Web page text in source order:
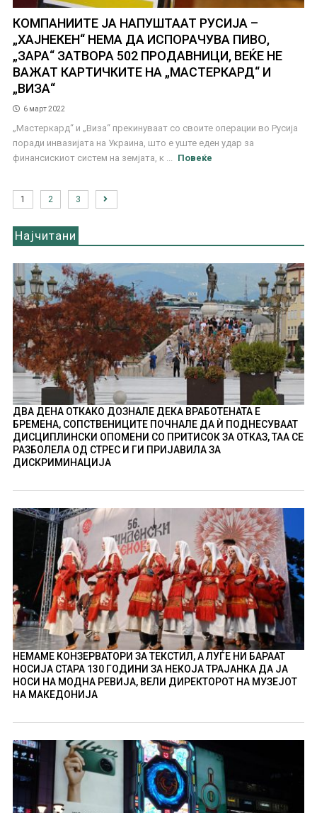
КОМПАНИИТЕ ЈА НАПУШТААТ РУСИЈА –
„ХАЈНЕКЕН“ НЕМА ДА ИСПОРАЧУВА ПИВО,
„ЗАРА“ ЗАТВОРА 502 ПРОДАВНИЦИ, ВЕЌЕ НЕ
ВАЖАТ КАРТИЧКИТЕ НА „МАСТЕРКАРД“ И
„ВИЗА“
6 март 2022
„Мастеркард“ и „Виза“ прекинуваат со своите операции во Русија
поради инвазијата на Украина, што е уште еден удар за
финансискиот систем на земјата, к ...
Повеќе
1 2 3
Најчитани
ДВА ДЕНА ОТКАКО ДОЗНАЛЕ ДЕКА ВРАБОТЕНАТА Е
БРЕМЕНА, СОПСТВЕНИЦИТЕ ПОЧНАЛЕ ДА Ѝ ПОДНЕСУВААТ
ДИСЦИПЛИНСКИ ОПОМЕНИ СО ПРИТИСОК ЗА ОТКАЗ, ТАА СЕ
РАЗБОЛЕЛА ОД СТРЕС И ГИ ПРИЈАВИЛА ЗА
ДИСКРИМИНАЦИЈА
НЕМАМЕ КОНЗЕРВАТОРИ ЗА ТЕКСТИЛ, А ЛУЃЕ НИ БАРААТ
НОСИЈА СТАРА 130 ГОДИНИ ЗА НЕКОЈА ТРАЈАНКА ДА ЈА
НОСИ НА МОДНА РЕВИЈА, ВЕЛИ ДИРЕКТОРОТ НА МУЗЕЈОТ
НА МАКЕДОНИЈА